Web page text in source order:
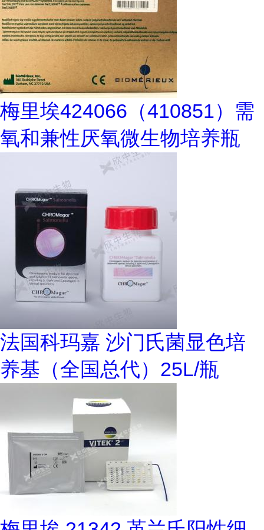
梅里埃424066（410851）需
氧和兼性厌氧微生物培养瓶
法国科玛嘉 沙门氏菌显色培
养基（全国总代）25L/瓶